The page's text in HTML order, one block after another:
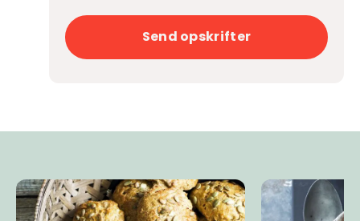
Send opskrifter